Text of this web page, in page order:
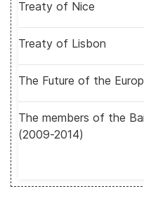
Treaty of Nice
Treaty of Lisbon
The Future of the
The members of the
(2009-2014)